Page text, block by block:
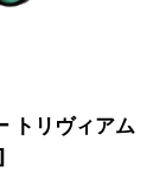
トリヴィアム